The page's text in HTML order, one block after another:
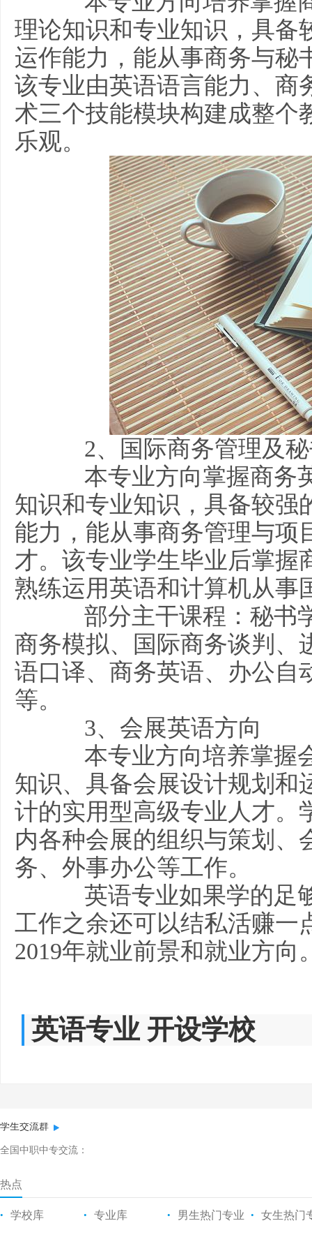
理论知识和专业知识，具备
运作能力，能从事商务与秘
该专业由英语语言能力、商
术三个技能模块构建成整个
乐观。
2、国际商务管理及秘
本专业方向掌握商务
知识和专业知识，具备较强
能力，能从事商务管理与项
才。该专业学生毕业后掌握
熟练运用英语和计算机从事
部分主干课程：秘书
商务模拟、国际商务谈判、
语口译、商务英语、办公自
等。
3、会展英语方向
本专业方向培养掌握
知识、具备会展设计规划和
计的实用型高级专业人才。
内各种会展的组织与策划、
务、外事办公等工作。
英语专业如果学的足
工作之余还可以结私活赚一
2019年就业前景和就业方向
英语专业 开设学校
学生交流群
全国中职中专交流：
热点
• 学校库 • 专业库 • 男生热门专业 • 女生热门